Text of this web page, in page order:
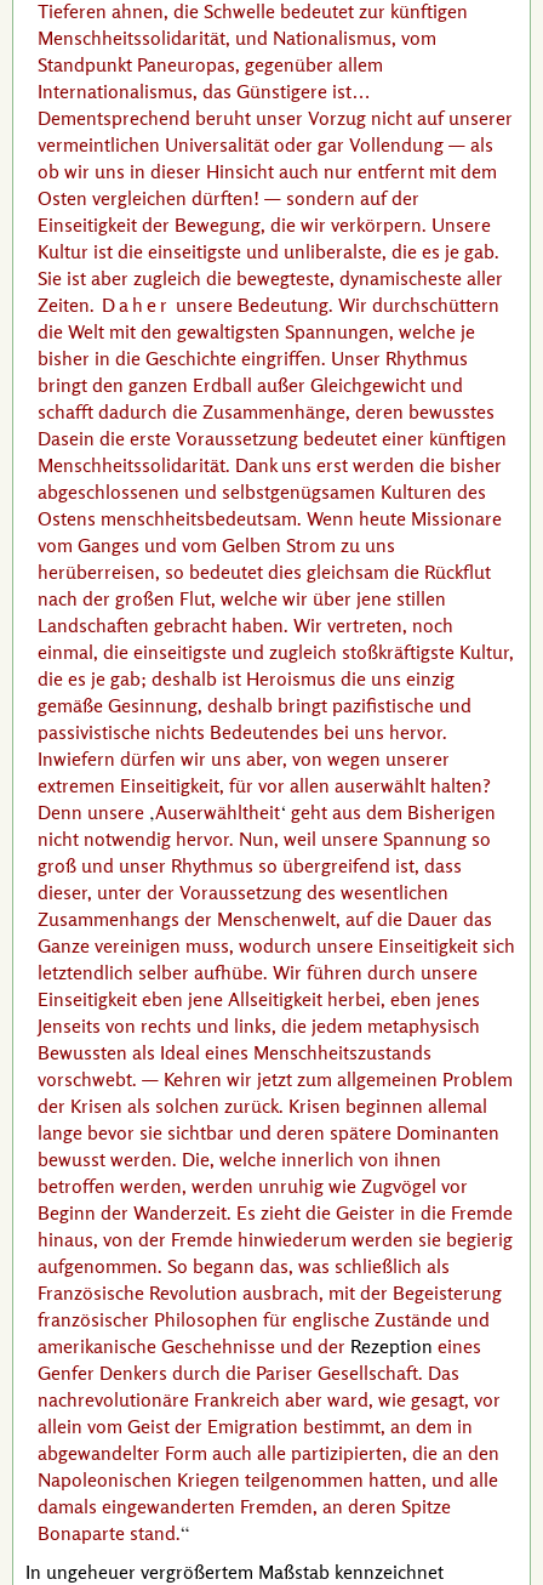
Tieferen ahnen, die Schwelle bedeutet zur künftigen
Menschheitssolidarität, und Nationalismus, vom
Standpunkt Paneuropas, gegenüber allem
Internationalismus, das Günstigere ist…
Dementsprechend beruht unser Vorzug nicht auf unserer
vermeintlichen Universalität oder gar Vollendung — als
ob wir uns in dieser Hinsicht auch nur entfernt mit dem
Osten vergleichen dürften! — sondern auf der
Einseitigkeit der Bewegung, die wir verkörpern. Unsere
Kultur ist die einseitigste und unliberalste, die es je gab.
Sie ist aber zugleich die bewegteste, dynamischeste aller
Zeiten. Daher unsere Bedeutung. Wir durchschüttern
die Welt mit den gewaltigsten Spannungen, welche je
bisher in die Geschichte eingriffen. Unser Rhythmus
bringt den ganzen Erdball außer Gleichgewicht und
schafft dadurch die Zusammenhänge, deren bewusstes
Dasein die erste Voraussetzung bedeutet einer künftigen
Menschheitssolidarität. Dank uns erst werden die bisher
abgeschlossenen und selbstgenügsamen Kulturen des
Ostens menschheitsbedeutsam. Wenn heute Missionare
vom Ganges und vom Gelben Strom zu uns
herüberreisen, so bedeutet dies gleichsam die Rückflut
nach der großen Flut, welche wir über jene stillen
Landschaften gebracht haben. Wir vertreten, noch
einmal, die einseitigste und zugleich stoßkräftigste Kultur,
die es je gab; deshalb ist Heroismus die uns einzig
gemäße Gesinnung, deshalb bringt pazifistische und
passivistische nichts Bedeutendes bei uns hervor.
Inwiefern dürfen wir uns aber, von wegen unserer
extremen Einseitigkeit, für vor allen auserwählt halten?
Denn unsere Auserwähltheit geht aus dem Bisherigen
nicht notwendig hervor. Nun, weil unsere Spannung so
groß und unser Rhythmus so übergreifend ist, dass
dieser, unter der Voraussetzung des wesentlichen
Zusammenhangs der Menschenwelt, auf die Dauer das
Ganze vereinigen muss, wodurch unsere Einseitigkeit sich
letztendlich selber aufhübe. Wir führen durch unsere
Einseitigkeit eben jene Allseitigkeit herbei, eben jenes
Jenseits von rechts und links, die jedem metaphysisch
Bewussten als Ideal eines Menschheitszustands
vorschwebt. — Kehren wir jetzt zum allgemeinen Problem
der Krisen als solchen zurück. Krisen beginnen allemal
lange bevor sie sichtbar und deren spätere Dominanten
bewusst werden. Die, welche innerlich von ihnen
betroffen werden, werden unruhig wie Zugvögel vor
Beginn der Wanderzeit. Es zieht die Geister in die Fremde
hinaus, von der Fremde hinwiederum werden sie begierig
aufgenommen. So begann das, was schließlich als
Französische Revolution ausbrach, mit der Begeisterung
französischer Philosophen für englische Zustände und
amerikanische Geschehnisse und der Rezeption eines
Genfer Denkers durch die Pariser Gesellschaft. Das
nachrevolutionäre Frankreich aber ward, wie gesagt, vor
allein vom Geist der Emigration bestimmt, an dem in
abgewandelter Form auch alle partizipierten, die an den
Napoleonischen Kriegen teilgenommen hatten, und alle
damals eingewanderten Fremden, an deren Spitze
Bonaparte stand.
In ungeheuer vergrößertem Maßstab kennzeichnet